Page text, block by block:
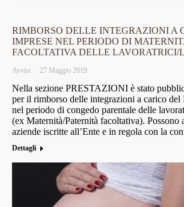
RIMBORSO DELLE INTEGRAZIONI A
IMPRESE NEL PERIODO DI
FACOLTATIVA DELLE LAVORATRICI/
Avvisi 27 Maggio 2019
Nella sezione PRESTAZIONI è stato
per il rimborso delle integrazioni a carico
nel periodo di congedo parentale delle
(ex Maternità/Paternità facoltativa). Possono
aziende iscritte all’Ente e in regola con la
Dettagli